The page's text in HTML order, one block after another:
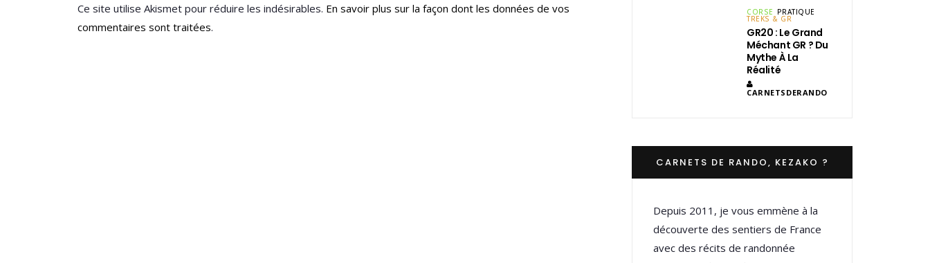
Ce site utilise Akismet pour réduire les indésirables. En savoir plus sur la façon dont les données de vos
commentaires sont traitées.
CORSE PRATIQUE
TREKS & GR
GR20 : Le Grand
Méchant GR ? Du
Mythe À La
Réalité
CARNETSDERANDO
CARNETS DE RANDO, KEZAKO ?
Depuis 2011, je vous emmène à la
découverte des sentiers de France
avec des récits de randonnée